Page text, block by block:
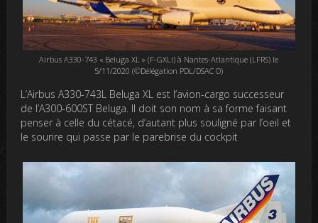
Airbus A330-743 « Beluga XL » (F-GXLI) à Nantes-Atlantique (LFRS) le
5/11/2020 (©Délégation PDL/DSAC O)
L’Airbus A330-743L Beluga XL est l’avion-cargo successeur
de l’A300-600ST Beluga. Il doit son nom à sa forme faisant
penser à celle du cétacé, d’autant plus souligné par l’oeil et
le sourire qui passe par le parebrise du cockpit